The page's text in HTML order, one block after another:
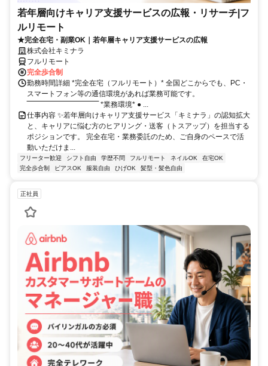
若年層向けキャリア支援サービスの広報・リサーチ|フ
ルリモート
★完全在宅・副業OK｜若年層キャリア支援サービスの広報
株式会社キミナラ
フルリモート
完全歩合制
勤務時間詳細 *完全在宅（フルリモート）* 全国どこからでも、PC・
スマートフォン等の通信環境があれば業務可能です。
‾‾‾‾‾‾‾‾‾‾‾‾‾‾‾‾‾‾‾‾‾‾‾‾‾‾‾‾‾‾ *業務環境* ● ...
仕事内容 ✨若年層向けキャリア支援サービス「キミナラ」の認知拡大
と、キャリアに悩む方のヒアリング・送客（トスアップ）を担当する
ポジションです。 完全在宅・業務委託のため、ご自身のペースで活
動いただけま...
フリーター歓迎 シフト自由 学歴不問 フルリモート ネイルOK
在宅OK
完全歩合制
ピアスOK 服装自由 ひげOK 髪型・髪色自由
正社員